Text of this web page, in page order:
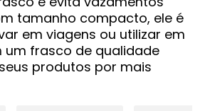
tamanho compacto, ele é
em viagens ou utilizar em
um frasco de qualidade
produtos por mais